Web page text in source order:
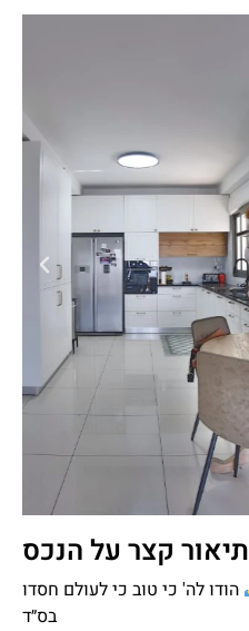
תיאור קצר על הנכס
בס״ד